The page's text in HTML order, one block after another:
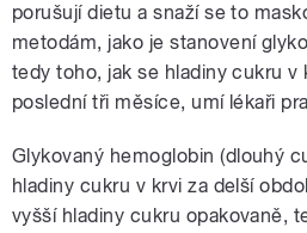
porušují dietu a snaží se to
metodám, jako je stanovení
tedy toho, jak se hladiny cukru v
poslední tři měsíce, umí lékaři
Glykovaný hemoglobin (dlouhý
hladiny cukru v krvi za delší
vyšší hladiny cukru opakovaně,